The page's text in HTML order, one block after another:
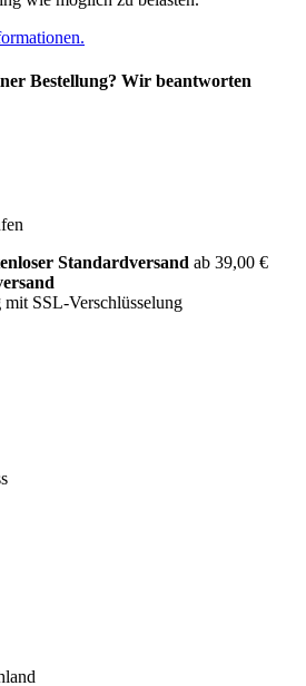
Bestellung? Wir beantworten
Standardversand ab 39,00 €
mit SSL-Verschlüsselung